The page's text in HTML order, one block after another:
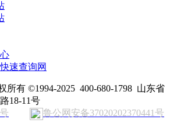
速查询网
所有 ©1994-2025 400-680-1798 山东省
18-11号
鲁公网安备37020202370441号